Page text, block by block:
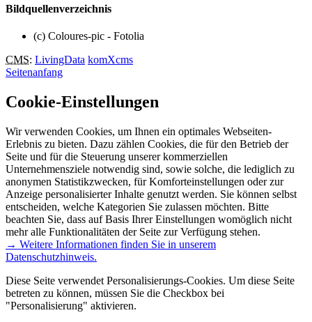
Bildquellenverzeichnis
(c) Coloures-pic - Fotolia
CMS: LivingData komXcms
Seitenanfang
Cookie-Einstellungen
Wir verwenden Cookies, um Ihnen ein optimales Webseiten-
Erlebnis zu bieten. Dazu zählen Cookies, die für den Betrieb der
Seite und für die Steuerung unserer kommerziellen
Unternehmensziele notwendig sind, sowie solche, die lediglich zu
anonymen Statistikzwecken, für Komforteinstellungen oder zur
Anzeige personalisierter Inhalte genutzt werden. Sie können selbst
entscheiden, welche Kategorien Sie zulassen möchten. Bitte
beachten Sie, dass auf Basis Ihrer Einstellungen womöglich nicht
mehr alle Funktionalitäten der Seite zur Verfügung stehen.
→ Weitere Informationen finden Sie in unserem
Datenschutzhinweis.
Diese Seite verwendet Personalisierungs-Cookies. Um diese Seite
betreten zu können, müssen Sie die Checkbox bei
"Personalisierung" aktivieren.